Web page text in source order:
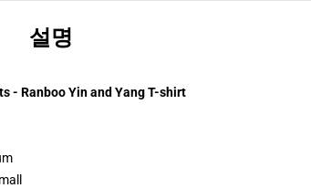
설명
- Ranboo Yin and Yang T-shirt